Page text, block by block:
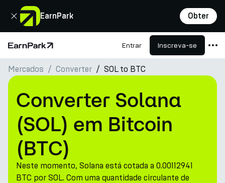
EarnPark Obter
Fechar
Página Inicial Entrar Inscreva-se
Produtos
Mercados
Calculadoras
PARK Token
Recursos
Empresa
Mercados Converter SOL to BTC
Converter Solana
(SOL) em Bitcoin
(BTC)
Neste momento, Solana está cotada a 0.00112941
BTC por SOL. Com uma quantidade circulante de